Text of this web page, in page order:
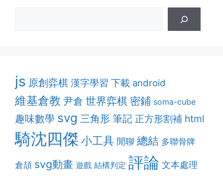
js 原創弈棋 漢字學習 下載 android
維基倉教 尹倉 世界弈棋 密鋪 soma-cube
趣味數學 svg 三角形 筆記 正方形割補 html
騎沈四傑 小工具 閒聊 總結 多聯骨牌
倉頡 svg動畫 遊戲 結構判定 評論 文本處理